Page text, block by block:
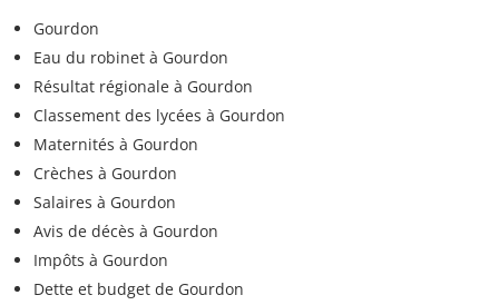
Gourdon
Eau du robinet à Gourdon
Résultat régionale à Gourdon
Classement des lycées à Gourdon
Maternités à Gourdon
Crèches à Gourdon
Salaires à Gourdon
Avis de décès à Gourdon
Impôts à Gourdon
Dette et budget de Gourdon